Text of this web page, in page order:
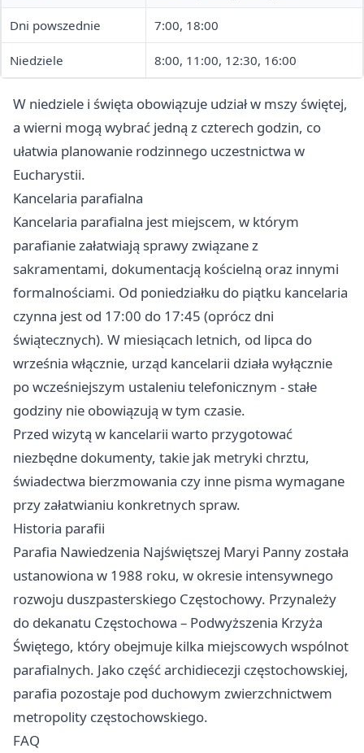
Dni powszednie 7:00, 18:00
Niedziele 8:00, 11:00, 12:30, 16:00
W niedziele i święta obowiązuje udział w mszy świętej,
a wierni mogą wybrać jedną z czterech godzin, co
ułatwia planowanie rodzinnego uczestnictwa w
Eucharystii.
Kancelaria parafialna
Kancelaria parafialna jest miejscem, w którym
parafianie załatwiają sprawy związane z
sakramentami, dokumentacją kościelną oraz innymi
formalnościami. Od poniedziałku do piątku kancelaria
czynna jest od 17:00 do 17:45 (oprócz dni
świątecznych). W miesiącach letnich, od lipca do
września włącznie, urząd kancelarii działa wyłącznie
po wcześniejszym ustaleniu telefonicznym - stałe
godziny nie obowiązują w tym czasie.
Przed wizytą w kancelarii warto przygotować
niezbędne dokumenty, takie jak metryki chrztu,
świadectwa bierzmowania czy inne pisma wymagane
przy załatwianiu konkretnych spraw.
Historia parafii
Parafia Nawiedzenia Najświętszej Maryi Panny została
ustanowiona w 1988 roku, w okresie intensywnego
rozwoju duszpasterskiego Częstochowy. Przynależy
do dekanatu Częstochowa – Podwyższenia Krzyża
Świętego, który obejmuje kilka miejscowych wspólnot
parafialnych. Jako część archidiecezji częstochowskiej,
parafia pozostaje pod duchowym zwierzchnictwem
metropolity częstochowskiego.
FAQ